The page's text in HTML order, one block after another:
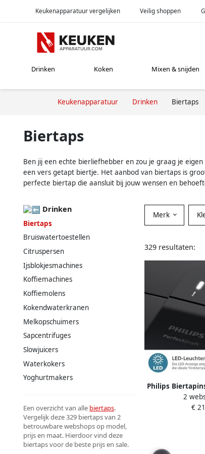
Keukenapparatuur vergelijken Veilig shoppen
Drinken Koken Mixen & snijden
Keukenapparatuur Drinken Biertaps
Biertaps
Ben jij een echte bierliefhebber en zou je graag je
een vers getapt biertje. Het aanbod van biertaps is
perfecte biertap die aansluit bij jouw wensen en
Drinken
Biertaps
Bruiswatertoestellen
Citruspersen
Ijsblokjesmachines
Koffiemachines
Koffiemolens
Kokendwaterkranen
Melkopschuimers
Sapcentrifuges
Slowjuicers
Waterkokers
Yoghurtmakers
Een overzicht van alle biertaps.
Vergelijk deze 329 biertaps van 2
betrouwbare webshops op model,
prijs en maat. Hierdoor vind deze
biertaps voor de beste prijs en sale.
Merk
329 resultaten:
Philips
Draft 5000
3 graden
2
€